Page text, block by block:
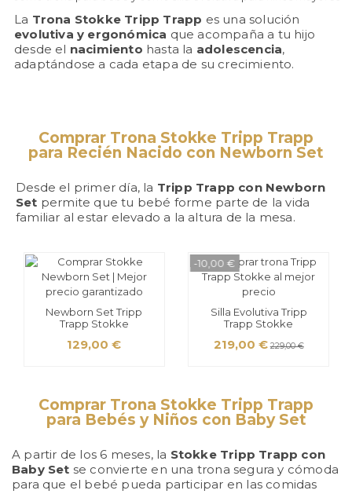
La Trona Stokke Tripp Trapp es una solución
evolutiva y ergonómica que acompaña a tu hijo
desde el nacimiento hasta la adolescencia,
adaptándose a cada etapa de su crecimiento.
Comprar Trona Stokke Tripp Trapp
para Recién Nacido con Newborn Set
Desde el primer día, la Tripp Trapp con Newborn
Set permite que tu bebé forme parte de la vida
familiar al estar elevado a la altura de la mesa.
Newborn Set Tripp
Trapp Stokke
129,00 €
-10,00 €
Silla Evolutiva Tripp
Trapp Stokke
219,00 € 229,00 €
Comprar Trona Stokke Tripp Trapp
para Bebés y Niños con Baby Set
A partir de los 6 meses, la Stokke Tripp Trapp con
Baby Set se convierte en una trona segura y cómoda
para que el bebé pueda participar en las comidas